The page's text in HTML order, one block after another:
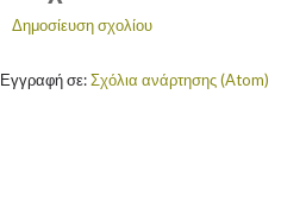
Δημοσίευση σχολίου
Εγγραφή σε:Σχόλια ανάρτησης (Atom)